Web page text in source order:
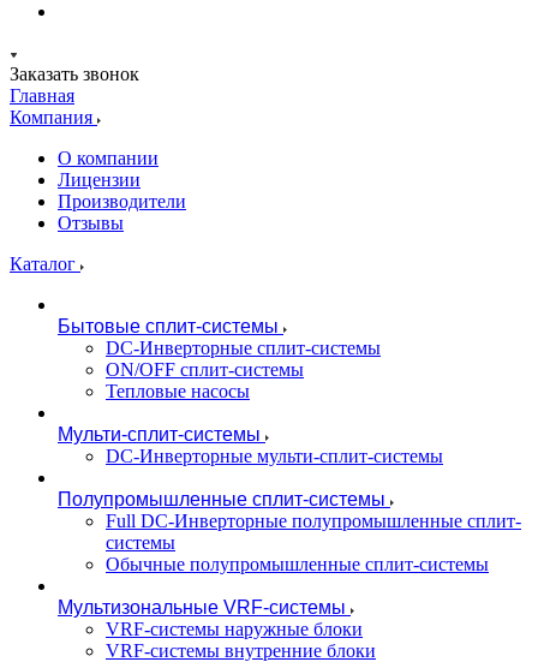
Заказать звонок
Главная
Компания
О компании
Лицензии
Производители
Отзывы
Каталог
Бытовые сплит-системы
DC-Инверторные сплит-системы
ON/OFF сплит-системы
Тепловые насосы
Мульти-сплит-системы
DC-Инверторные мульти-сплит-системы
Полупромышленные сплит-системы
Full DC-Инверторные полупромышленные сплит-
системы
Обычные полупромышленные сплит-системы
Мультизональные VRF-системы
VRF-системы наружные блоки
VRF-системы внутренние блоки